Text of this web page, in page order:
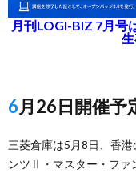
月刊LOGI-BIZ 7月号
6月26日開催
三菱倉庫は5月8日、香
ンツⅡ・マスター・ファ